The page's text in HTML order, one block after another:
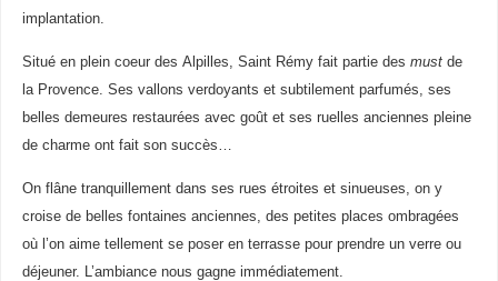
implantation.
Situé en plein coeur des Alpilles, Saint Rémy fait partie des mustde
la Provence. Ses vallons verdoyants et subtilement parfumés, ses
belles demeures restaurées avec goût et ses ruelles anciennes pleine
de charme ont fait son succès…
On flâne tranquillement dans ses rues étroites et sinueuses, on y
croise de belles fontaines anciennes, des petites places ombragées
où l’on aime tellement se poser en terrasse pour prendre un verre ou
déjeuner. L’ambiance nous gagne immédiatement.